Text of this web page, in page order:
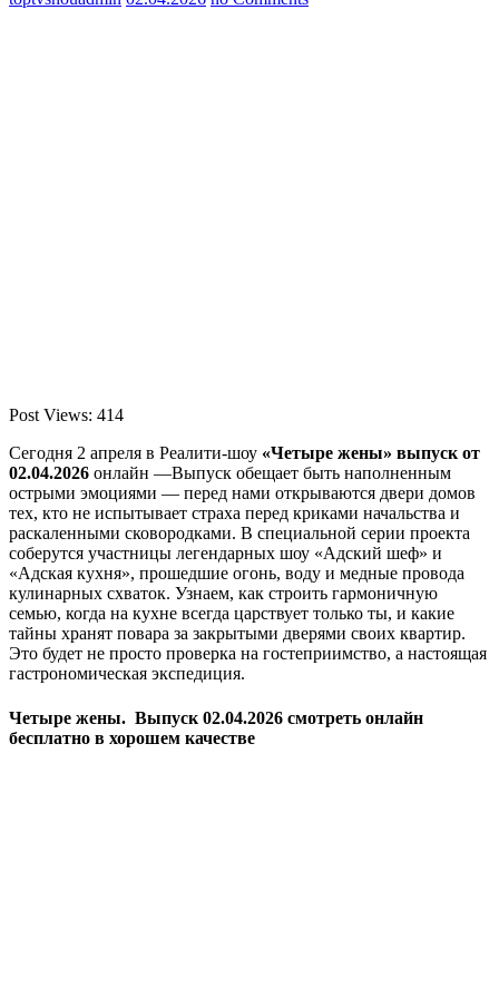
Post Views: 414
Сегодня 2 апреля в Реалити-шоу «Четыре жены» выпуск от
02.04.2026 онлайн —Выпуск обещает быть наполненным
острыми эмоциями — перед нами открываются двери домов
тех, кто не испытывает страха перед криками начальства и
раскаленными сковородками. В специальной серии проекта
соберутся участницы легендарных шоу «Адский шеф» и
«Адская кухня», прошедшие огонь, воду и медные провода
кулинарных схваток. Узнаем, как строить гармоничную
семью, когда на кухне всегда царствует только ты, и какие
тайны хранят повара за закрытыми дверями своих квартир.
Это будет не просто проверка на гостеприимство, а настоящая
гастрономическая экспедиция.
Четыре жены. Выпуск 02.04.2026 смотреть онлайн
бесплатно в хорошем качестве